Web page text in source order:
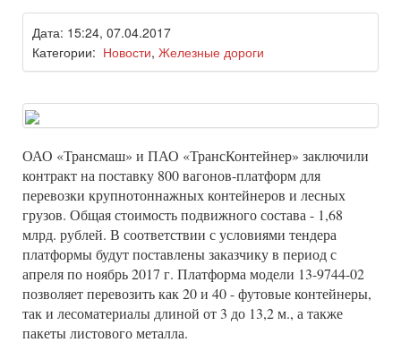
Дата: 15:24, 07.04.2017
Категории: Новости, Железные дороги
ОАО «Трансмаш» и ПАО «ТрансКонтейнер» заключили
контракт на поставку 800 вагонов-платформ для
перевозки крупнотоннажных контейнеров и лесных
грузов. Общая стоимость подвижного состава - 1,68
млрд. рублей. В соответствии с условиями тендера
платформы будут поставлены заказчику в период с
апреля по ноябрь 2017 г. Платформа модели 13-9744-02
позволяет перевозить как 20 и 40 - футовые контейнеры,
так и лесоматериалы длиной от 3 до 13,2 м., а также
пакеты листового металла.